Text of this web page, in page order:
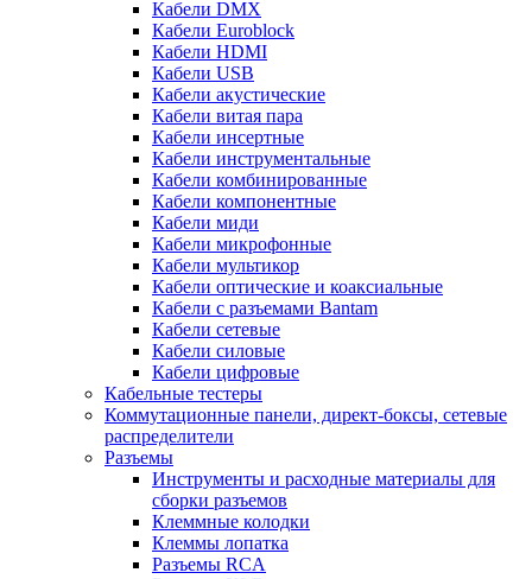
Кабели DMX
Кабели Euroblock
Кабели HDMI
Кабели USB
Кабели акустические
Кабели витая пара
Кабели инсертные
Кабели инструментальные
Кабели комбинированные
Кабели компонентные
Кабели миди
Кабели микрофонные
Кабели мультикор
Кабели оптические и коаксиальные
Кабели с разъемами Bantam
Кабели сетевые
Кабели силовые
Кабели цифровые
Кабельные тестеры
Коммутационные панели, директ-боксы, сетевые
распределители
Разъемы
Инструменты и расходные материалы для
сборки разъемов
Клеммные колодки
Клеммы лопатка
Разъемы RCA